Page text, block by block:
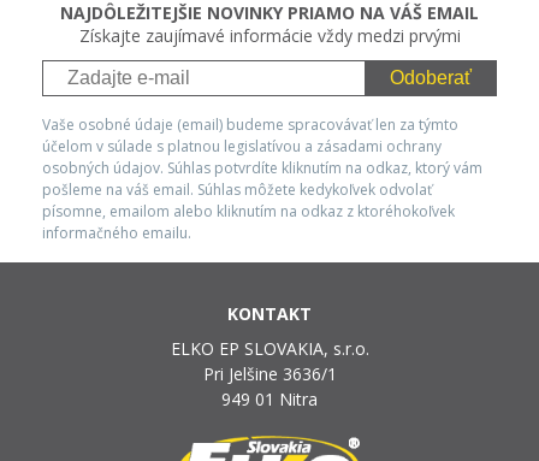
NAJDÔLEŽITEJŠIE NOVINKY PRIAMO NA VÁŠ EMAIL
Získajte zaujímavé informácie vždy medzi prvými
Odoberať
Vaše osobné údaje (email) budeme spracovávať len za týmto
účelom v súlade s platnou legislatívou a zásadami ochrany
osobných údajov. Súhlas potvrdíte kliknutím na odkaz, ktorý vám
pošleme na váš email. Súhlas môžete kedykoľvek odvolať
písomne, emailom alebo kliknutím na odkaz z ktoréhokoľvek
informačného emailu.
KONTAKT
ELKO EP SLOVAKIA, s.r.o.
Pri Jelšine 3636/1
949 01 Nitra